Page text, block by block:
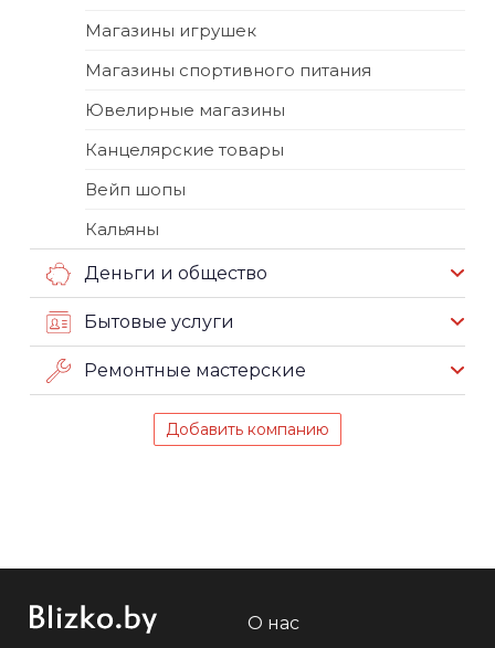
Магазины игрушек
Магазины спортивного питания
Ювелирные магазины
Канцелярские товары
Вейп шопы
Кальяны
Деньги и общество
Бытовые услуги
Ремонтные мастерские
Добавить компанию
О нас